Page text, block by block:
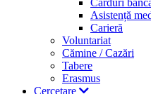
Carduri
Asistență
Carieră
Voluntariat
Cămine / Cazări
Tabere
Erasmus
Cercetare